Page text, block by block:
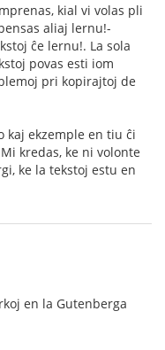
kial vi volas pli
aliaj lernu!-
ĉe lernu!. La sola
povas esti iom
pri kopirajtoj de
kaj ekzemple en tiu ĉi
kredas, ke ni volonte
ke la tekstoj estu en
en la Gutenberga